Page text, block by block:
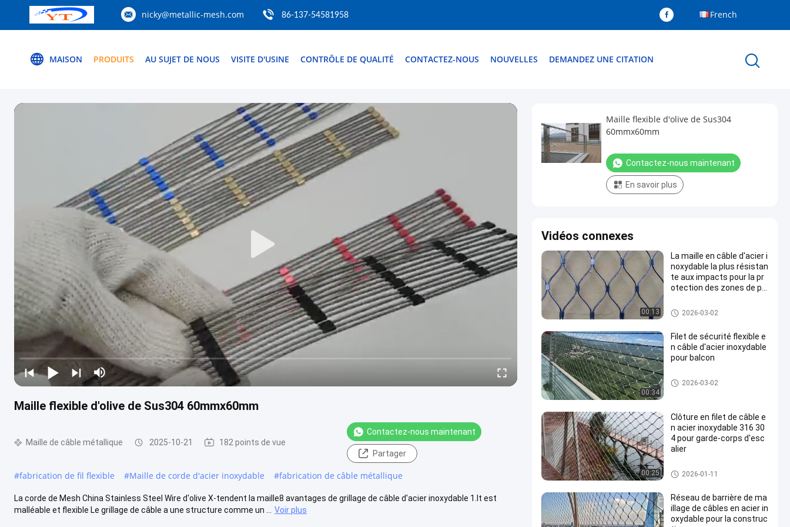
nicky@metallic-mesh.com 86-137-54581958 French
MAISON PRODUITS AU SUJET DE NOUS VISITE D'USINE CONTRÔLE DE QUALITÉ CONTACTEZ-NOUS NOUVELLES DEMANDEZ UNE CITATION
Maille flexible d'olive de Sus304 60mmx60mm
Maille de câble métallique 2025-10-21 182 points de vue
Contactez-nous maintenant
Partager
#fabrication de fil flexible #Maille de corde d'acier inoxydable #fabrication de câble métallique
La corde de Mesh China Stainless Steel Wire d'olive X-tendent la maille8 avantages de grillage de câble d'acier inoxydable 1.It est
malléable et flexible Le grillage de câble a une structure comme un ...
Voir plus
Maille flexible d'olive de Sus304
60mmx60mm
Contactez-nous maintenant
En savoir plus
Vidéos connexes
00:13
La maille en câble d'acier i
noxydable la plus résistan
te aux impacts pour la pr
otection des zones de pr
Maille de câble métallique
2026-03-02
00:34
Filet de sécurité flexible e
n câble d'acier inoxydable
pour balcon
Maille de câble métallique
2026-03-02
00:25
Clôture en filet de câble e
n acier inoxydable 316 30
4 pour garde-corps d'esc
alier
Maille de câble métallique
2026-01-11
Réseau de barrière de ma
illage de câbles en acier in
oxydable pour la construc